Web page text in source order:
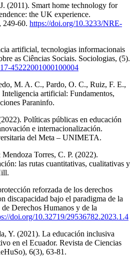
(2011). Smart home technology for
the UK experience.
249-60. https://doi.org/10.3233/NRE-
artificial, tecnologias informacionais
as Ciências Sociais. Sociologias, (5).
45222001000100004
M. A. C., Pardo, O. C., Ruiz, F. E.,
artificial: Fundamentos,
Paraninfo.
Políticas públicas en educación
e internacionalización.
del Meta – UNIMETA.
Torres, C. P. (2022).
las rutas cuantitativas, cualitativas y
reforzada de los derechos
discapacidad bajo el paradigma de la
Derechos Humanos y de la
doi.org/10.32719/29536782.2023.1.4
Y. (2021). La educación inclusiva
en el Ecuador. Revista de Ciencias
6(3), 63-81.